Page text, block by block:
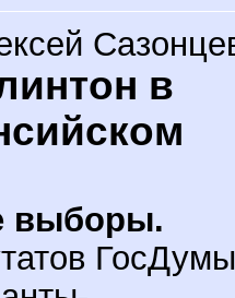
в
выборы.